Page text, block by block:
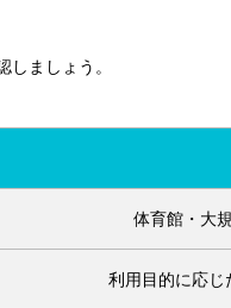
ましょう。
体育館・大
利用目的に応じ